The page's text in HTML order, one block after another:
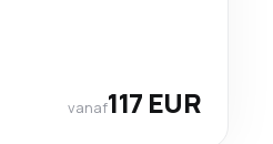
vanaf117 EUR